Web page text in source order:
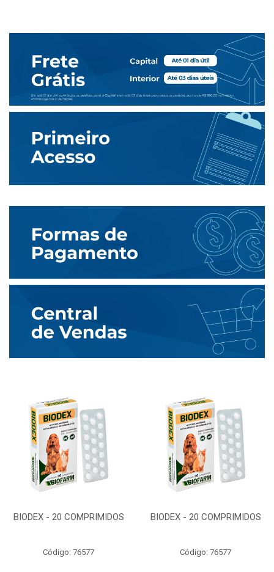
BIODEX - 20 COMPRIMIDOS
Código: 76577
BIODEX - 20 COMPRIMIDOS
Código: 76577